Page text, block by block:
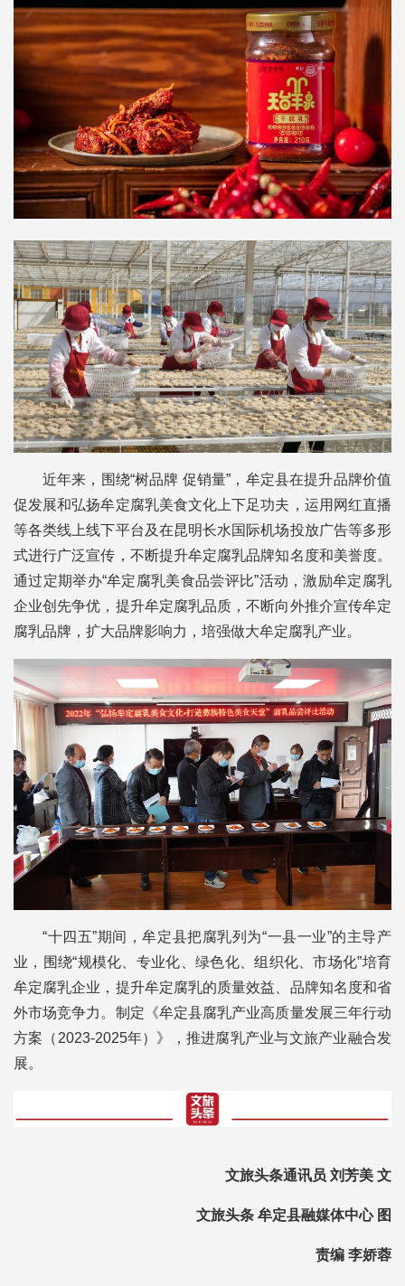
近年来，围绕“树品牌 促销量”，牟定县在提升品牌价值
促发展和弘扬牟定腐乳美食文化上下足功夫，运用网红直播
等各类线上线下平台及在昆明长水国际机场投放广告等多形
式进行广泛宣传，不断提升牟定腐乳品牌知名度和美誉度。
通过定期举办“牟定腐乳美食品尝评比”活动，激励牟定腐乳
企业创先争优，提升牟定腐乳品质，不断向外推介宣传牟定
腐乳品牌，扩大品牌影响力，培强做大牟定腐乳产业。
“十四五”期间，牟定县把腐乳列为“一县一业”的主导产
业，围绕“规模化、专业化、绿色化、组织化、市场化”培育
牟定腐乳企业，提升牟定腐乳的质量效益、品牌知名度和省
外市场竞争力。制定《牟定县腐乳产业高质量发展三年行动
方案（2023-2025年）》，推进腐乳产业与文旅产业融合发
展。
文旅头条通讯员 刘芳美 文
文旅头条 牟定县融媒体中心 图
责编 李娇蓉